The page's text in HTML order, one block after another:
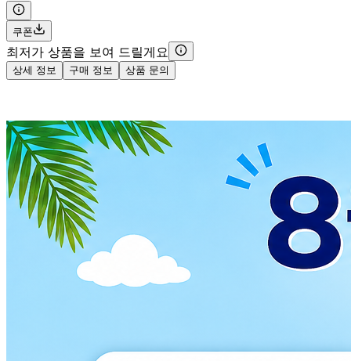
쿠폰
최저가 상품을 보여 드릴게요
상세 정보 구매 정보 상품 문의